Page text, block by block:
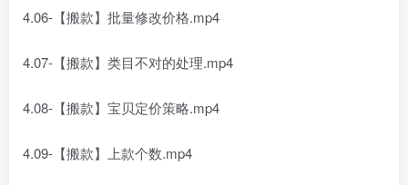
4.06-【搬款】批量修改价格.mp4
4.07-【搬款】类目不对的处理.mp4
4.08-【搬款】宝贝定价策略.mp4
4.09-【搬款】上款个数.mp4